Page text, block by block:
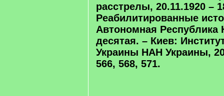
расстрелы, 20.11.1920 –
Реабилитированные
Автономная Республика
десятая. – Киев:
Украины НАН Украины,
566, 568, 571.